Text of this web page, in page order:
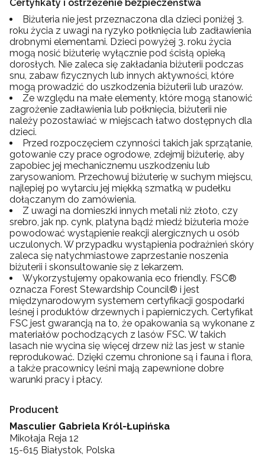
Certyfikaty i ostrzeżenie bezpieczeństwa
Biżuteria nie jest przeznaczona dla dzieci poniżej 3.
roku życia z uwagi na ryzyko połknięcia lub zadławienia
drobnymi elementami. Dzieci powyżej 3. roku życia
mogą nosić biżuterię wyłącznie pod ścisłą opieką
dorosłych. Nie zaleca się zakładania biżuterii podczas
snu, zabaw fizycznych lub innych aktywności, które
mogą prowadzić do uszkodzenia biżuterii lub urazów.
Ze względu na małe elementy, które mogą stanowić
zagrożenie zadławienia lub połknięcia, biżuterii nie
należy pozostawiać w miejscach łatwo dostępnych dla
dzieci.
Przed rozpoczęciem czynności takich jak sprzątanie,
gotowanie czy prace ogrodowe, zdejmij biżuterię, aby
zapobiec jej mechanicznemu uszkodzeniu lub
zarysowaniom. Przechowuj biżuterię w suchym miejscu,
najlepiej po wytarciu jej miękką szmatką w pudełku
dołączanym do zamówienia.
Z uwagi na domieszki innych metali niż złoto, czy
srebro, jak np. cynk, platyna bądź miedź biżuteria może
powodować wystąpienie reakcji alergicznych u osób
uczulonych. W przypadku wystąpienia podrażnień skóry
zaleca się natychmiastowe zaprzestanie noszenia
biżuterii i skonsultowanie się z lekarzem.
Wykorzystujemy opakowania eco friendly. FSC®
oznacza Forest Stewardship Council® i jest
międzynarodowym systemem certyfikacji gospodarki
leśnej i produktów drzewnych i papierniczych. Certyfikat
FSC jest gwarancją na to, że opakowania są wykonane z
materiałów pochodzących z lasów FSC. W takich
lasach nie wycina się więcej drzew niż las jest w stanie
reprodukować. Dzięki czemu chronione są i fauna i flora,
a także pracownicy leśni mają zapewnione dobre
warunki pracy i płacy.
Producent
Masculier Gabriela Król-Łupińska
Mikołaja Reja 12
15-615 Białystok, Polska